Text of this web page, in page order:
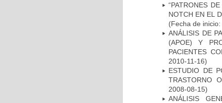
“PATRONES
NOTCH EN EL
(Fecha de
ANÁLISIS DE
(APOE) Y
PACIENTES
2010-11-16)
ESTUDIO DE
TRASTORNO
2008-08-15)
ANÁLISIS